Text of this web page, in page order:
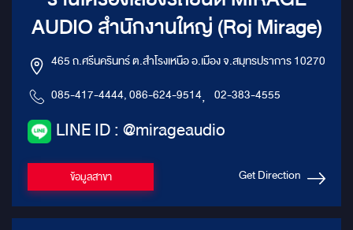
AUDIO สำนักงานใหญ่ (Roj Mirage)
465 ถ.ศรีนครินทร์ ต.สำโรงเหนือ อ.เมือง จ.สมุทรปราการ 10270
085-417-4444, 086-624-9514, 02-383-4555
LINE ID : @mirageaudio
ข้อมูลสาขา Get Direction